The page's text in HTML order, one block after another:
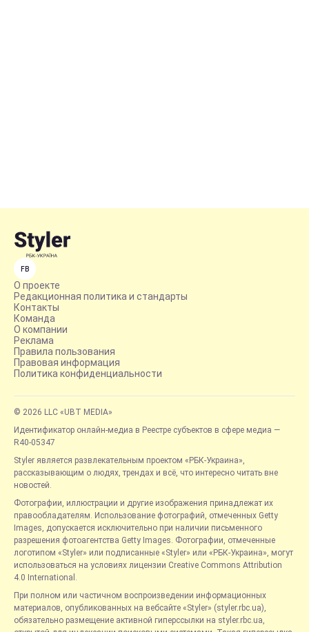
FB
О проекте
Редакционная политика и стандарты
Контакты
Команда
О компании
Реклама
Правила пользования
Правовая информация
Политика конфиденциальности
© 2026 LLC «UBT MEDIA»
Идентификатор онлайн-медиа в Реестре субъектов в сфере медиа —
R40-05347
Styler является развлекательным проектом «РБК-Украина»,
рассказывающим о людях, трендах и всё, что интересно читать вне
новостей.
Фотографии, иллюстрации и другие изображения принадлежат их
правообладателям. Использование фотографий, отмеченных Getty
Images, допускается исключительно при наличии письменного
разрешения фотоагентства Getty Images. Фотографии, отмеченные
логотипом «Styler» или подписанные «Styler» или «РБК-Украина», могут
использоваться на условиях лицензии Creative Commons Attribution
4.0 International.
При полном или частичном воспроизведении информационных
материалов, опубликованных на вебсайте «Styler» (styler.rbc.ua),
обязательно размещение активной гиперссылки на styler.rbc.ua,